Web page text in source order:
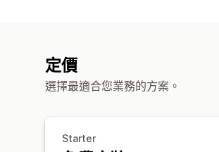
定價
選擇最適合您業務的方案。
Starter